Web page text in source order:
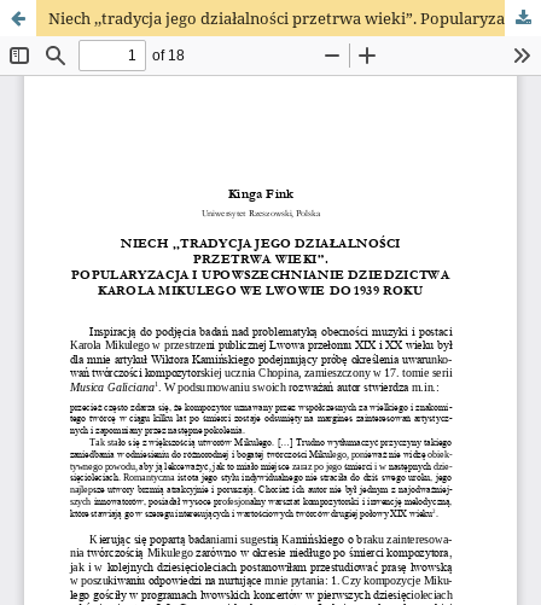
Niech ,,tradycja jego działalności przetrwa wieki”. Popularyzacja i upowszechnianie dziedzictwa Karola Mikulego we Lwowie do 1939 roku